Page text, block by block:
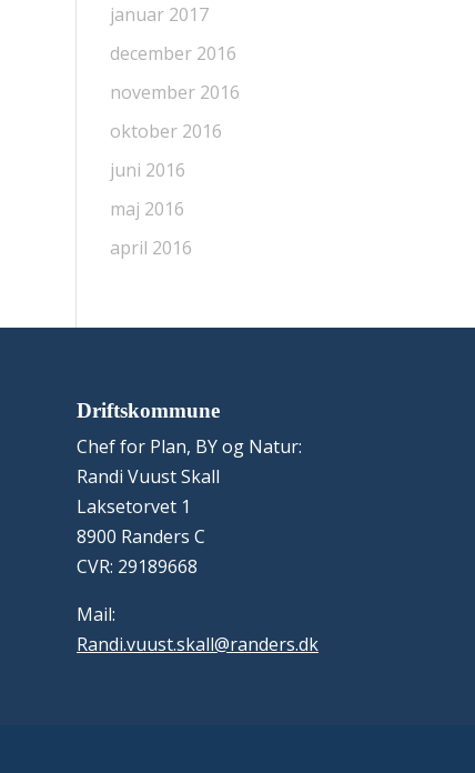
januar 2017
december 2016
november 2016
oktober 2016
juni 2016
maj 2016
april 2016
Driftskommune
Chef for Plan, BY og Natur:
Randi Vuust Skall
Laksetorvet 1
8900 Randers C
CVR: 29189668
Mail:
Randi.vuust.skall@randers.dk